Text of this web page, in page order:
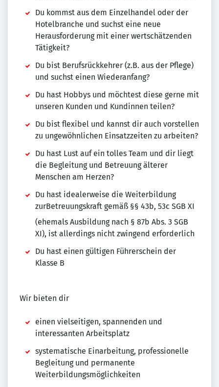
Du kommst aus dem Einzelhandel oder der
Hotelbranche und suchst eine neue
Herausforderung mit einer wertschätzenden
Tätigkeit?
Du bist Berufsrückkehrer (z.B. aus der Pflege)
und suchst einen Wiederanfang?
Du hast Hobbys und möchtest diese gerne mit
unseren Kunden und Kundinnen teilen?
Du bist flexibel und kannst dir auch vorstellen
zu ungewöhnlichen Einsatzzeiten zu arbeiten?
Du hast Lust auf ein tolles Team und dir liegt
die Begleitung und Betreuung älterer
Menschen am Herzen?
Du hast idealerweise die Weiterbildung
zurBetreuungskraft gemäß §§ 43b, 53c SGB XI
(ehemals Ausbildung nach § 87b Abs. 3 SGB
XI), ist allerdings nicht zwingend erforderlich
Du hast einen gültigen Führerschein der
Klasse B
Wir bieten dir
einen vielseitigen, spannenden und
interessanten Arbeitsplatz
systematische Einarbeitung, professionelle
Begleitung und permanente
Weiterbildungsmöglichkeiten